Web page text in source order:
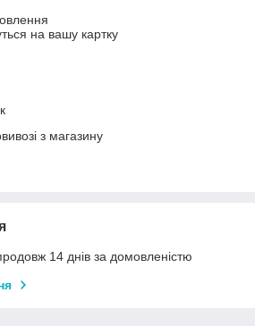
на вашу картку
з магазину
14 днів за домовленістю